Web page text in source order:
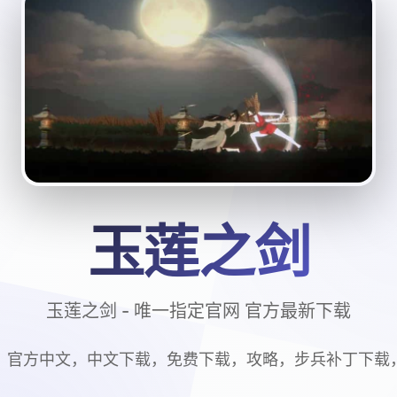
玉莲之剑
玉莲之剑 - 唯一指定官网 官方最新下载
官方中文，中文下载，免费下载，攻略，步兵补丁下载